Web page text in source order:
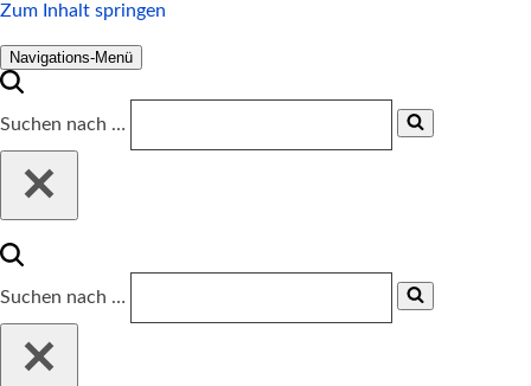
Zum Inhalt springen
Navigations-Menü
Suchen nach …
Suchen nach …